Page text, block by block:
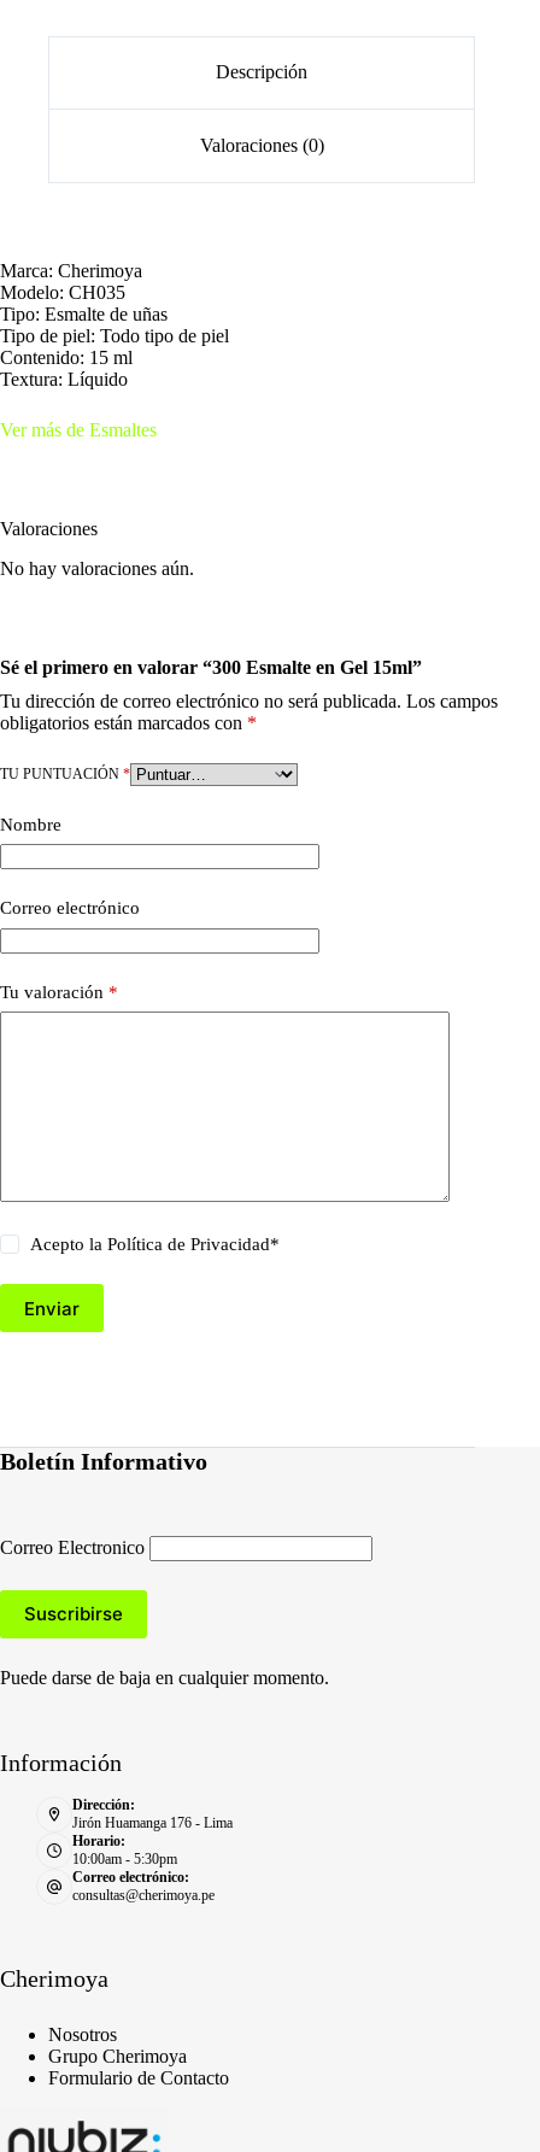
Descripción
Valoraciones (0)
Marca: Cherimoya
Modelo: CH035
Tipo: Esmalte de uñas
Tipo de piel: Todo tipo de piel
Contenido: 15 ml
Textura: Líquido
Ver más de Esmaltes
Valoraciones
No hay valoraciones aún.
Sé el primero en valorar “300 Esmalte en Gel 15ml”
Tu dirección de correo electrónico no será publicada. Los campos
obligatorios están marcados con *
TU PUNTUACIÓN *
Nombre
Correo electrónico
Tu valoración *
Acepto laPolítica de Privacidad*
Enviar
Boletín Informativo
Correo Electronico
Puede darse de baja en cualquier momento.
Información
Dirección:
Jirón Huamanga 176 - Lima
Horario:
10:00am - 5:30pm
Correo electrónico:
consultas@cherimoya.pe
Cherimoya
Nosotros
Grupo Cherimoya
Formulario de Contacto